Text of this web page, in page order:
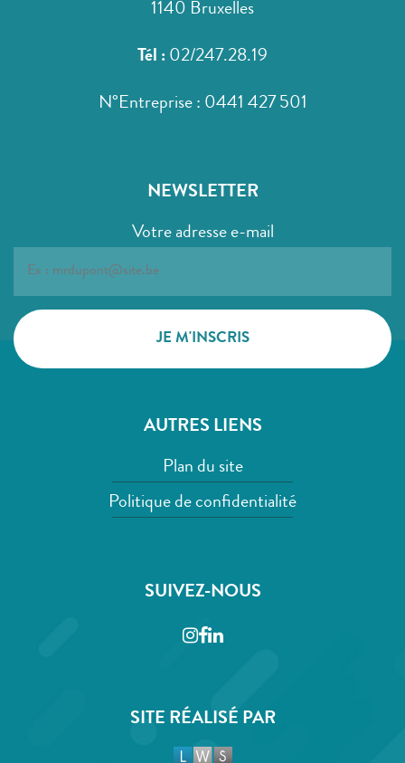
1140 Bruxelles
Tél : 02/247.28.19
N°Entreprise : 0441 427 501
NEWSLETTER
Votre adresse e-mail
AUTRES LIENS
Plan du site
Politique de confidentialité
SUIVEZ-NOUS
Instagram
Facebook
LinkedIn
SITE RÉALISÉ PAR